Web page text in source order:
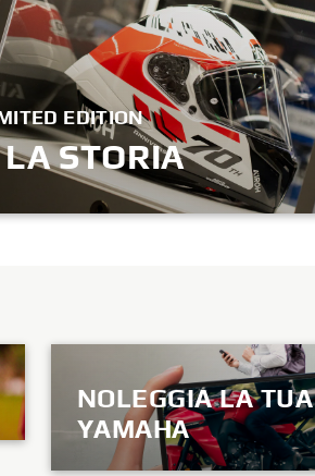
EDITION
STORIA
NOLEGGIA LA TUA
YAMAHA